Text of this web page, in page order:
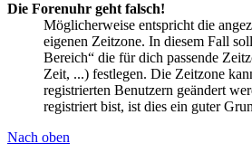
Die Forenuhr geht falsch!
Möglicherweise entspricht die
eigenen Zeitzone. In diesem Fall
Bereich“ die für dich passende
Zeit, ...) festlegen. Die Zeitzone
registrierten Benutzern geändert
registriert bist, ist dies ein guter
Nach oben